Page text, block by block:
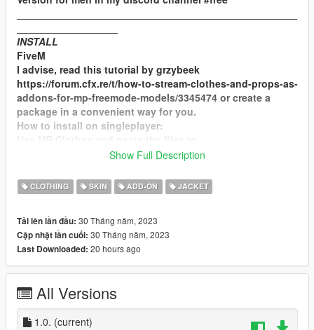
INSTALL
FiveM
I advise, read this tutorial by grzybeek
https://forum.cfx.re/t/how-to-stream-clothes-and-props-as-
addons-for-mp-freemode-models/3345474 or create a
package in a convenient way for you.
How to install on singleplayer:
mpclothes\dlc.rpf\x64\models\cdimages\mpclothes_female
Optionally you can rename the number so it's in different
slot.
addon-clothing-slots
__________________________________________________
____________________
If you got the problem with this mod hit me up on discord
Show Full Description
CLOTHING SKIN ADD-ON JACKET
Tải lên lần đầu: 30 Tháng năm, 2023
Cập nhật lần cuối: 30 Tháng năm, 2023
Last Downloaded: 20 hours ago
All Versions
1.0. (current)